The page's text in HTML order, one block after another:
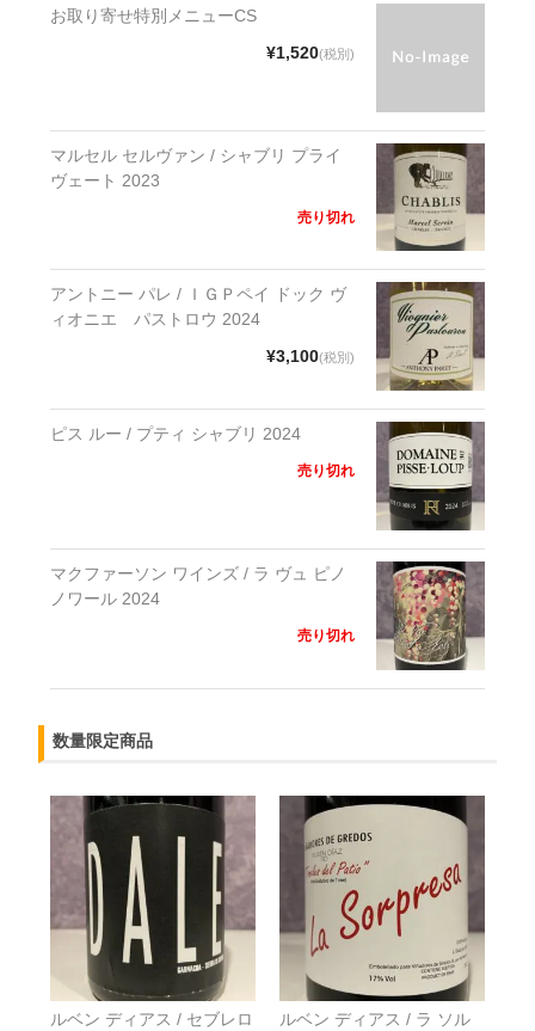
お取り寄せ特別メニューCS
¥1,520(税別)
マルセル セルヴァン / シャブリ プライ
ヴェート 2023
売り切れ
アントニー パレ / ＩＧＰペイ ドック ヴ
ィオニエ パストロウ 2024
¥3,100(税別)
ピス ルー / プティ シャブリ 2024
売り切れ
マクファーソン ワインズ / ラ ヴュ ピノ
ノワール 2024
売り切れ
数量限定商品
ルベン ディアス / セブレロ
ルベン ディアス / ラ ソル